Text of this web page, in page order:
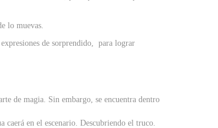
lo muevas.
de sorprendido, para lograr
de magia. Sin embargo, se encuentra dentro
en el escenario. Descubriendo el truco.